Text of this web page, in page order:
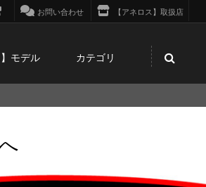
お問い合わせ 【アネロス】取扱店
】モデル カテゴリ